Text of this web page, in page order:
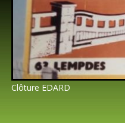
Clôture EDARD